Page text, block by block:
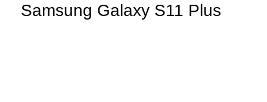
Samsung Galaxy S11 Plus